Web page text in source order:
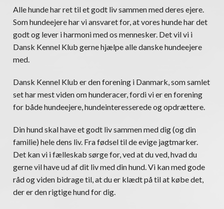
Alle hunde har ret til et godt liv sammen med deres ejere.
Som hundeejere har vi ansvaret for, at vores hunde har det
godt og lever i harmoni med os mennesker. Det vil vi i
Dansk Kennel Klub gerne hjælpe alle danske hundeejere
med.
Dansk Kennel Klub er den forening i Danmark, som samlet
set har mest viden om hunderacer, fordi vi er en forening
for både hundeejere, hundeinteresserede og opdrættere.
Din hund skal have et godt liv sammen med dig (og din
familie) hele dens liv. Fra fødsel til de evige jagtmarker.
Det kan vi i fælleskab sørge for, ved at du ved, hvad du
gerne vil have ud af dit liv med din hund. Vi kan med gode
råd og viden bidrage til, at du er klædt på til at købe det,
der er den rigtige hund for dig.